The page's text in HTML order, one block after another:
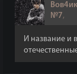
Вов4ик
№7,
И название и